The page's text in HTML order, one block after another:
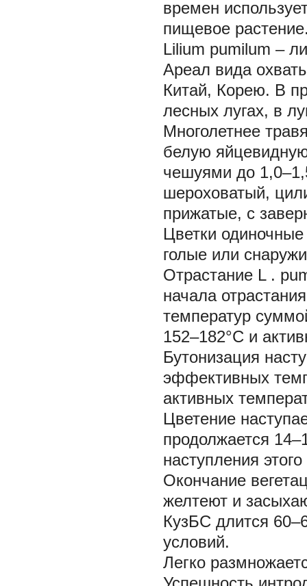
времен
пищевое
Lilium pumilum –
Ареал вида
Китай, Корею. В
лесных лугах, в
Многолетнее
белую
чешуями до
шероховатый,
прижатые, с
Цветки
голые или
Отрастание L .
начала
температур
152–182°С и
Бутонизация
эффективных
активных
Цветение
продолжается
наступления
Окончание
желтеют и
КузБС длится
условий.
Легко